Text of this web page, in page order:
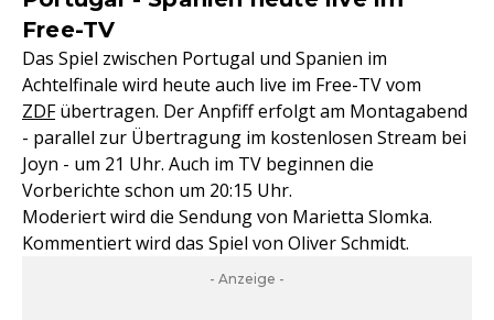
Free-TV
Das Spiel zwischen Portugal und Spanien im
Achtelfinale wird heute auch live im Free-TV vom
ZDFübertragen. Der Anpfiff erfolgt am Montagabend
- parallel zur Übertragung im kostenlosen Stream bei
Joyn - um 21 Uhr. Auch im TV beginnen die
Vorberichte schon um 20:15 Uhr.
Moderiert wird die Sendung von Marietta Slomka.
Kommentiert wird das Spiel von Oliver Schmidt.
- Anzeige -